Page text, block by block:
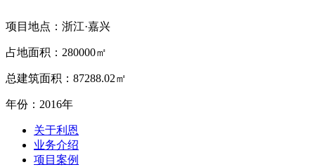
项目地点：浙江·嘉兴
占地面积：280000㎡
总建筑面积：87288.02㎡
年份：2016年
关于利恩
业务介绍
项目案例